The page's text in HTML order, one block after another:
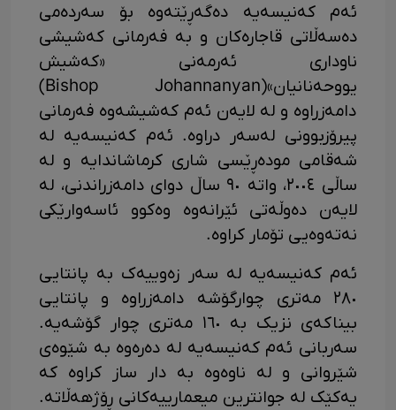
ئەم کەنیسەیە دەگەڕێتەوە بۆ سەردەمی
دەسەڵاتی قاجارەکان و بە فەرمانی کەشیشی
ناوداری ئەرمەنی «کەشیش
یووحەنانیان»(Bishop Johannanyan)
دامەزراوە و لە لایەن ئەم کەشیشەوە فەرمانی
پیرۆزبوونی لەسەر دراوە. ئەم کەنیسەیە لە
شەقامی مودەڕێسی شاری کرماشاندایە و لە
ساڵی ٢٠٠٤، واتە ٩٠ ساڵ دوای دامەزراندنی، لە
لایەن دەوڵەتی ئێرانەوە وەکوو ئاسەوارێکی
نەتەوەیی تۆمار کراوە.
ئەم کەنیسەیە لە سەر زەوییەک بە پانتایی
٢٨٠ مەتری چوارگۆشە دامەزراوە و پانتایی
بیناکەی نزیک بە ١٦٠ مەتری چوار گۆشەیە.
سەربانی ئەم کەنیسەیە لە دەرەوە بە شێوەی
شێروانی و لە ناوەوە بە دار ساز کراوە کە
یەکێک لە جوانترین میعمارییەکانی ڕۆژهەڵاتە.